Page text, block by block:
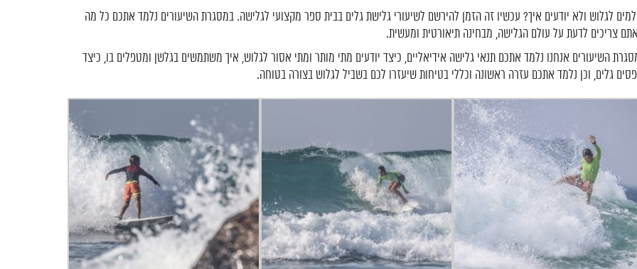
לגלוש ולא יודעים איך? עכשיו זה הזמן להירשם לשיעורי גלישת גלים בבית ספר מקצועי לגלישה. במסגרת השיעורים נלמד אתכם כל מה
צריכים לדעת על עולם הגלישה, מבחינה תיאורטית ומעשית.
השיעורים אנחנו נלמד אתכם תנאי גלישה אידיאליים, כיצד יודעים מתי מותר ומתי אסור לגלוש, איך משתמשים בגלשן ומטפלים בו, כיצד
גלים, וכן נלמד אתכם עזרה ראשונה וכללי בטיחות שיעזרו לכם בשביל לגלוש בצורה בטוחה.